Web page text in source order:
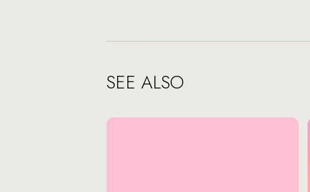
SEE ALSO